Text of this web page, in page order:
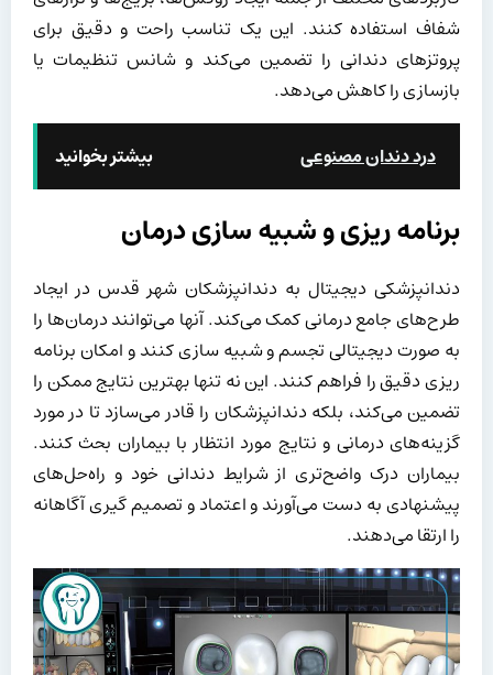
شفاف استفاده کنند. این یک تناسب راحت و دقیق برای
پروتزهای دندانی را تضمین می‌کند و شانس تنظیمات یا
بازسازی را کاهش می‌دهد.
بیشتر بخوانید درد دندان مصنوعی
برنامه ریزی و شبیه سازی درمان
دندانپزشکی دیجیتال به دندانپزشکان شهر قدس در ایجاد
طرح‌های جامع درمانی کمک می‌کند. آنها می‌توانند درمان‌ها را
به صورت دیجیتالی تجسم و شبیه سازی کنند و امکان برنامه
ریزی دقیق را فراهم کنند. این نه تنها بهترین نتایج ممکن را
تضمین می‌کند، بلکه دندانپزشکان را قادر می‌سازد تا در مورد
گزینه‌های درمانی و نتایج مورد انتظار با بیماران بحث کنند.
بیماران درک واضح‌تری از شرایط دندانی خود و راه‌حل‌های
پیشنهادی به دست می‌آورند و اعتماد و تصمیم گیری آگاهانه
را ارتقا می‌دهند.